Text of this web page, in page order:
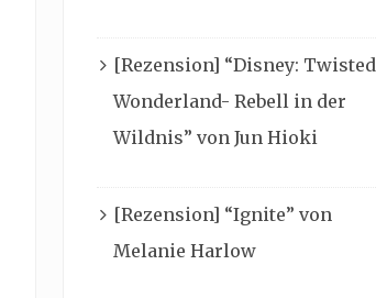
[Rezension] “Disney: Twisted
Wonderland- Rebell in der
Wildnis” von Jun Hioki
[Rezension] “Ignite” von
Melanie Harlow